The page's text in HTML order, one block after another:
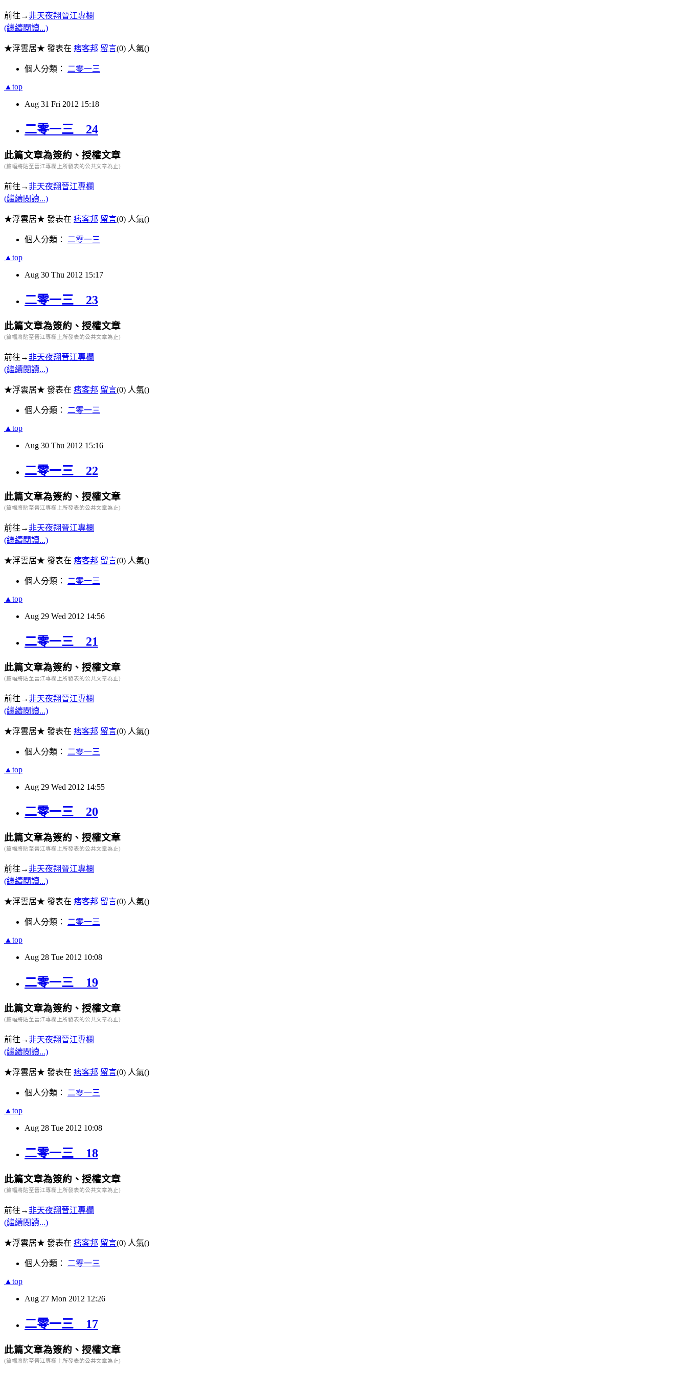
前往→ 非天夜翔晉江專欄
(繼續閱讀...)
★浮雲居★ 發表在 痞客邦 留言(0) 人氣()
個人分類： 二零一三
▲top
Aug 31 Fri 2012 15:18
二零一三 24
此篇文章為簽約、授權文章
(篇幅將貼至晉江專欄上所發表的公共文章為止)
前往→ 非天夜翔晉江專欄
(繼續閱讀...)
★浮雲居★ 發表在 痞客邦 留言(0) 人氣()
個人分類： 二零一三
▲top
Aug 30 Thu 2012 15:17
二零一三 23
此篇文章為簽約、授權文章
(篇幅將貼至晉江專欄上所發表的公共文章為止)
前往→ 非天夜翔晉江專欄
(繼續閱讀...)
★浮雲居★ 發表在 痞客邦 留言(0) 人氣()
個人分類： 二零一三
▲top
Aug 30 Thu 2012 15:16
二零一三 22
此篇文章為簽約、授權文章
(篇幅將貼至晉江專欄上所發表的公共文章為止)
前往→ 非天夜翔晉江專欄
(繼續閱讀...)
★浮雲居★ 發表在 痞客邦 留言(0) 人氣()
個人分類： 二零一三
▲top
Aug 29 Wed 2012 14:56
二零一三 21
此篇文章為簽約、授權文章
(篇幅將貼至晉江專欄上所發表的公共文章為止)
前往→ 非天夜翔晉江專欄
(繼續閱讀...)
★浮雲居★ 發表在 痞客邦 留言(0) 人氣()
個人分類： 二零一三
▲top
Aug 29 Wed 2012 14:55
二零一三 20
此篇文章為簽約、授權文章
(篇幅將貼至晉江專欄上所發表的公共文章為止)
前往→ 非天夜翔晉江專欄
(繼續閱讀...)
★浮雲居★ 發表在 痞客邦 留言(0) 人氣()
個人分類： 二零一三
▲top
Aug 28 Tue 2012 10:08
二零一三 19
此篇文章為簽約、授權文章
(篇幅將貼至晉江專欄上所發表的公共文章為止)
前往→ 非天夜翔晉江專欄
(繼續閱讀...)
★浮雲居★ 發表在 痞客邦 留言(0) 人氣()
個人分類： 二零一三
▲top
Aug 28 Tue 2012 10:08
二零一三 18
此篇文章為簽約、授權文章
(篇幅將貼至晉江專欄上所發表的公共文章為止)
前往→ 非天夜翔晉江專欄
(繼續閱讀...)
★浮雲居★ 發表在 痞客邦 留言(0) 人氣()
個人分類： 二零一三
▲top
Aug 27 Mon 2012 12:26
二零一三 17
此篇文章為簽約、授權文章
(篇幅將貼至晉江專欄上所發表的公共文章為止)